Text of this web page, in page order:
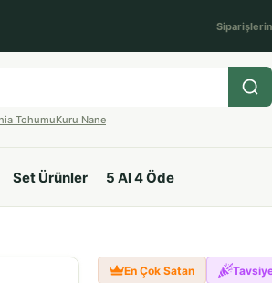
TohumuKuru Nane
Set Ürünler 5 Al 4 Öde
En Çok Satan